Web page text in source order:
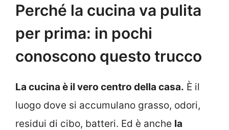
Perché la cucina va pulita
per prima: in pochi
conoscono questo trucco
La cucina è il vero centro della casa. È il
luogo dove si accumulano grasso, odori,
residui di cibo, batteri. Ed è anche la